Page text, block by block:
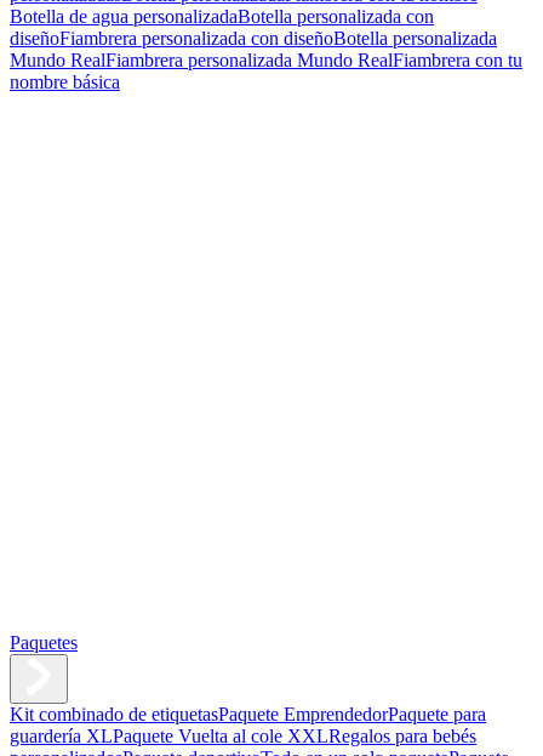
Botella de agua personalizadaBotella personalizada con
diseñoFiambrera personalizada con diseñoBotella personalizada
Mundo RealFiambrera personalizada Mundo RealFiambrera con tu
nombre básica
Paquetes
Kit combinado de etiquetasPaquete EmprendedorPaquete para
guardería XLPaquete Vuelta al cole XXLRegalos para bebés